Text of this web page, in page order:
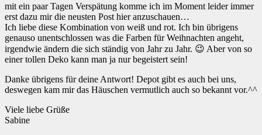
mit ein paar Tagen Verspätung komme ich im Moment leider immer
erst dazu mir die neusten Post hier anzuschauen…
Ich liebe diese Kombination von weiß und rot. Ich bin übrigens
genauso unentschlossen was die Farben für Weihnachten angeht,
irgendwie ändern die sich ständig von Jahr zu Jahr. 😉 Aber von so
einer tollen Deko kann man ja nur begeistert sein!
Danke übrigens für deine Antwort! Depot gibt es auch bei uns,
deswegen kam mir das Häuschen vermutlich auch so bekannt vor.^^
Viele liebe Grüße
Sabine